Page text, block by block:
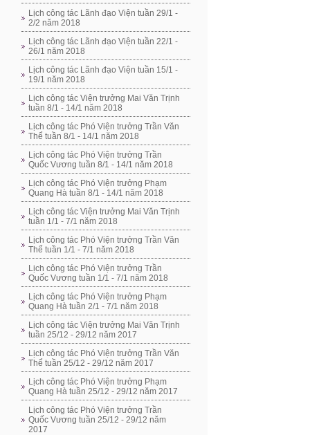
Lịch công tác Lãnh đạo Viện tuần 29/1 -
2/2 năm 2018
Lịch công tác Lãnh đạo Viện tuần 22/1 -
26/1 năm 2018
Lịch công tác Lãnh đạo Viện tuần 15/1 -
19/1 năm 2018
Lịch công tác Viện trưởng Mai Văn Trịnh
tuần 8/1 - 14/1 năm 2018
Lịch công tác Phó Viện trưởng Trần Văn
Thể tuần 8/1 - 14/1 năm 2018
Lịch công tác Phó Viện trưởng Trần
Quốc Vương tuần 8/1 - 14/1 năm 2018
Lịch công tác Phó Viện trưởng Phạm
Quang Hà tuần 8/1 - 14/1 năm 2018
Lịch công tác Viện trưởng Mai Văn Trịnh
tuần 1/1 - 7/1 năm 2018
Lịch công tác Phó Viện trưởng Trần Văn
Thể tuần 1/1 - 7/1 năm 2018
Lịch công tác Phó Viện trưởng Trần
Quốc Vương tuần 1/1 - 7/1 năm 2018
Lịch công tác Phó Viện trưởng Phạm
Quang Hà tuần 2/1 - 7/1 năm 2018
Lịch công tác Viện trưởng Mai Văn Trịnh
tuần 25/12 - 29/12 năm 2017
Lịch công tác Phó Viện trưởng Trần Văn
Thể tuần 25/12 - 29/12 năm 2017
Lịch công tác Phó Viện trưởng Phạm
Quang Hà tuần 25/12 - 29/12 năm 2017
Lịch công tác Phó Viện trưởng Trần
Quốc Vương tuần 25/12 - 29/12 năm
2017